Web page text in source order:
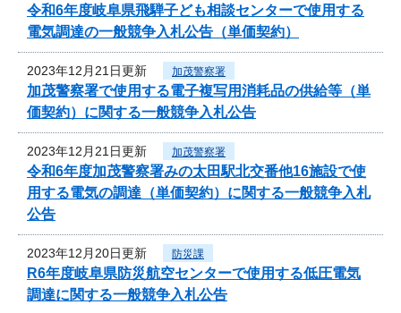
令和6年度岐阜県飛騨子ども相談センターで使用する
電気調達の一般競争入札公告（単価契約）
2023年12月21日更新 加茂警察署
加茂警察署で使用する電子複写用消耗品の供給等（単
価契約）に関する一般競争入札公告
2023年12月21日更新 加茂警察署
令和6年度加茂警察署みの太田駅北交番他16施設で使
用する電気の調達（単価契約）に関する一般競争入札
公告
2023年12月20日更新 防災課
R6年度岐阜県防災航空センターで使用する低圧電気
調達に関する一般競争入札公告